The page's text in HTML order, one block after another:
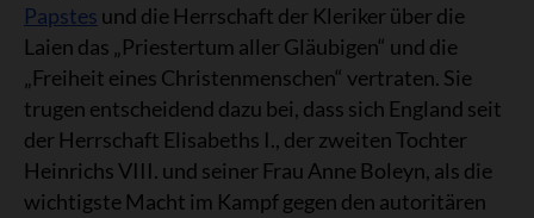
Papstes und die Herrschaft der Kleriker über die
Laien das „Priestertum aller Gläubigen“ und die
„Freiheit eines Christenmenschen“ vertraten. Sie
trugen entscheidend dazu bei, dass sich England seit
der Herrschaft Elisabeths I., der zweiten Tochter
Heinrichs VIII. und seiner Frau Anne Boleyn, als die
wichtigste Macht im Kampf gegen den autoritären